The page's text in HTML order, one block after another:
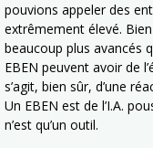
pouvions appeler des
extrêmement élevé.
beaucoup plus avancés
EBEN peuvent avoir de
s’agit, bien sûr, d’une
Un EBEN est de l’I.A.
n’est qu’un outil.